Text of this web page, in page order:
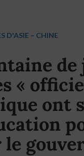
D'ASIE – CHINE
de
«
ont
le